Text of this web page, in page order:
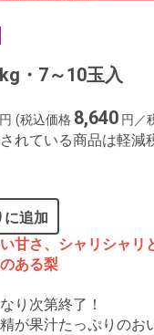
・7～10玉入
円 (税込価格 8,640 円／
されている商品は軽減
に追加
い甘さ、シャリシャリ
ある梨
り次第終了！
が果汁たっぷりのお